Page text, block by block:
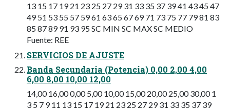
13 15 17 19 21 23 25 27 29 31 33 35 37 39 41 43 45 47
49 51 53 55 57 59 61 63 65 67 69 71 73 75 77 79 81 83
85 87 89 91 93 95 SC MIN SC MAX SC MEDIO
Fuente: REE
SERVICIOS DE AJUSTE
Banda Secundaria (Potencia) 0,00 2,00 4,00
6,00 8,00 10,00 12,00
14,00 16,00 0,00 5,00 10,00 15,00 20,00 25,00 30,00 1
3 5 7 9 11 13 15 17 19 21 23 25 27 29 31 33 35 37 39